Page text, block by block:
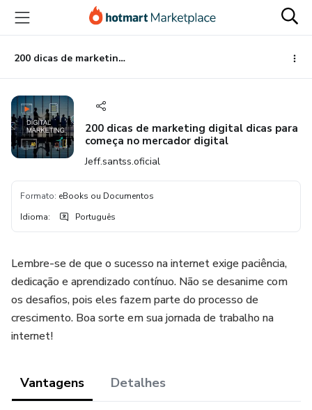
para
conteúdo
principal
para
pagamento
para
rodapé
200 dicas de marketing digital dicas para começa no mercador digital
200 dicas de marketing digital dicas para
começa no mercador digital
Jeff.santss.oficial
Formato: eBooks ou Documentos
Idioma: Português
Lembre-se de que o sucesso na internet exige paciência,
dedicação e aprendizado contínuo. Não se desanime com
os desafios, pois eles fazem parte do processo de
crescimento. Boa sorte em sua jornada de trabalho na
internet!
Vantagens Detalhes